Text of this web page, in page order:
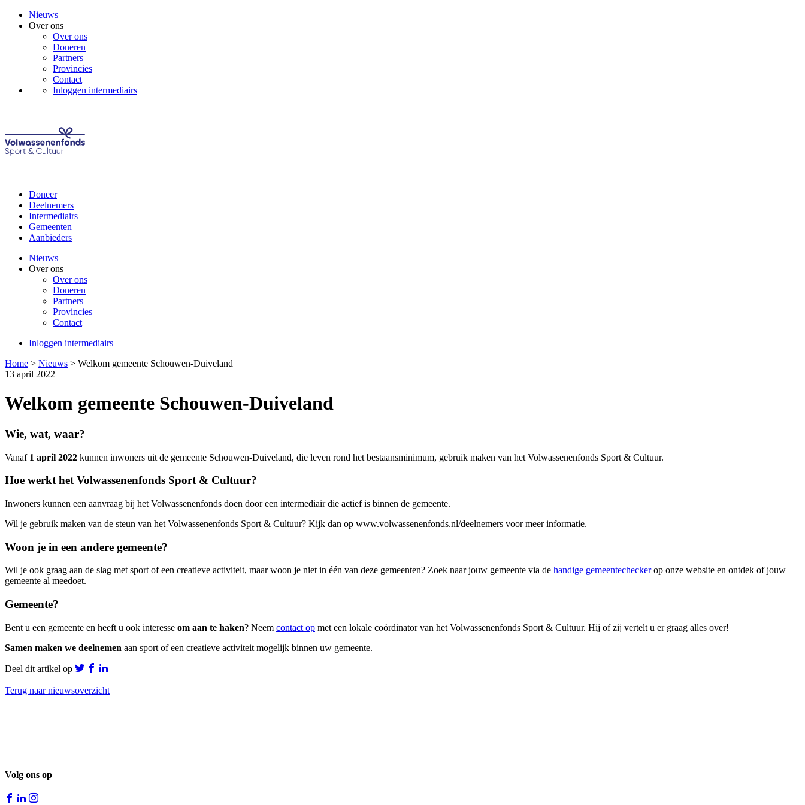
Nieuws
Over ons
Over ons
Doneren
Partners
Provincies
Contact
Inloggen intermediairs
Doneer
Deelnemers
Intermediairs
Gemeenten
Aanbieders
Nieuws
Over ons
Over ons
Doneren
Partners
Provincies
Contact
Inloggen intermediairs
Home > Nieuws > Welkom gemeente Schouwen-Duiveland
13 april 2022
Welkom gemeente Schouwen-Duiveland
Wie, wat, waar?
Vanaf 1 april 2022 kunnen inwoners uit de gemeente Schouwen-Duiveland, die leven rond het bestaansminimum, gebruik maken van het Volwassenenfonds Sport & Cultuur.
Hoe werkt het Volwassenenfonds Sport & Cultuur?
Inwoners kunnen een aanvraag bij het Volwassenenfonds doen door een intermediair die actief is binnen de gemeente.
Wil je gebruik maken van de steun van het Volwassenenfonds Sport & Cultuur? Kijk dan op www.volwassenenfonds.nl/deelnemers voor meer informatie.
Woon je in een andere gemeente?
Wil je ook graag aan de slag met sport of een creatieve activiteit, maar woon je niet in één van deze gemeenten? Zoek naar jouw gemeente via de handige gemeentecheckerop onze website en ontdek of jouw
gemeente al meedoet.
Gemeente?
Bent u een gemeente en heeft u ook interesse om aan te haken? Neem contact op met een lokale coördinator van het Volwassenenfonds Sport & Cultuur. Hij of zij vertelt u er graag alles over!
Samen maken we deelnemen aan sport of een creatieve activiteit mogelijk binnen uw gemeente.
Deel dit artikel op
Terug naar nieuwsoverzicht
Volg ons op